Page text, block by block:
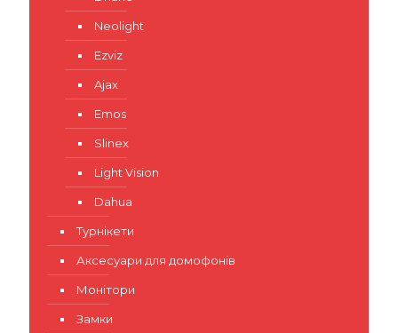
Neolight
Ezviz
Ajax
Emos
Slinex
Light Vision
Dahua
Турнікети
Аксесуари для домофонів
Монітори
Замки